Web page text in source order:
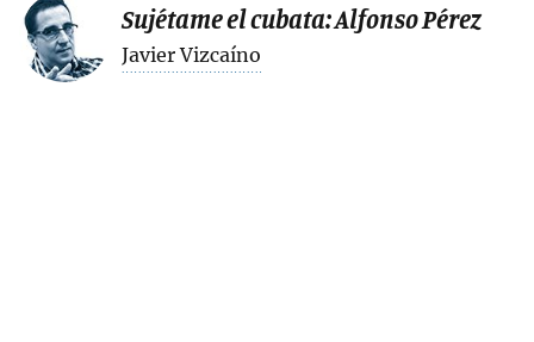
Javier Vizcaíno
Sujétame el cubata: Alfonso Pérez